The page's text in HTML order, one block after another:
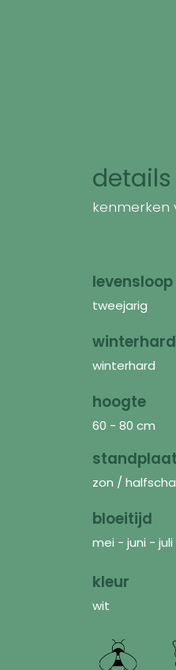
details
kenmerken
levensloop
tweejarig
winterhard
hoogte
60 - 80 cm
zon /
bloeitijd
mei - juni - juli
kleur
wit